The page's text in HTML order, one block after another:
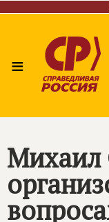
≡
Михаил